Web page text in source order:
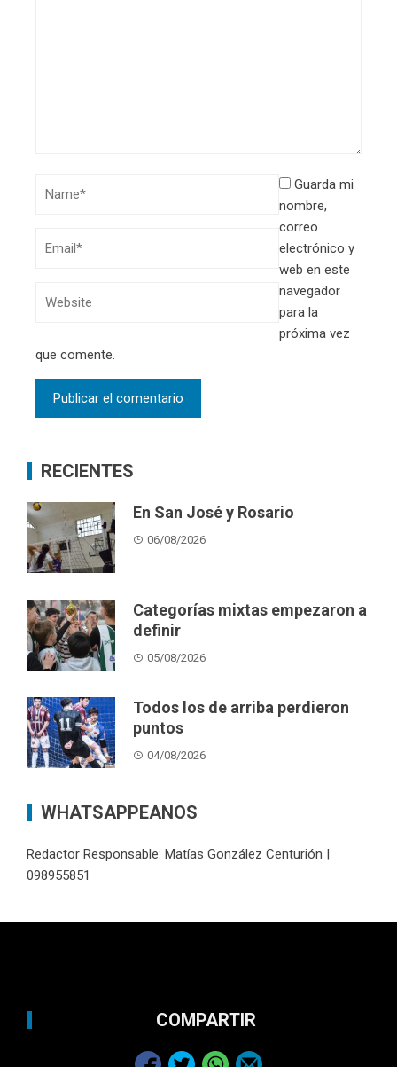
Guarda mi
nombre,
correo
electrónico y
web en este
navegador
para la
próxima vez
que comente.
RECIENTES
En San José y Rosario
06/08/2026
Categorías mixtas empezaron a
definir
05/08/2026
Todos los de arriba perdieron
puntos
04/08/2026
WHATSAPPEANOS
Redactor Responsable: Matías González Centurión |
098955851
COMPARTIR